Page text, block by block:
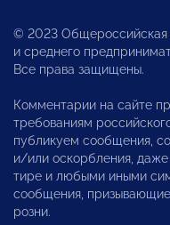
© 2023 Общероссийская
и среднего
Все права защищены.
Комментарии на сайте
требованиям
публикуем сообщения,
и/или оскорбления, даже
тире и любыми иными
сообщения,
розни.